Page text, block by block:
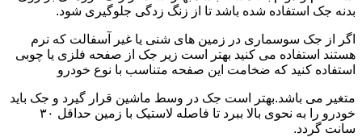
بدنه جک استفاده شده باشد تا از زنگ زدگی جلوگیری شود.
اگر از جک سوسماری در زمین های شنی یا غیر آسفالت که نرم
هستند استفاده می کنید بهتر است زیر جک از صفحه فلزی یا چوبی
استفاده کنید که ضخامت این صفحه متناسب با نوع خودرو
متغیر می باشد.بهتر است جک در وسط ماشین قرار گیرد و جک باید
خودرو را به نحوی بالا ببرد تا فاصله لاستیک با زمین حداقل ۳۰
سانت گردد.